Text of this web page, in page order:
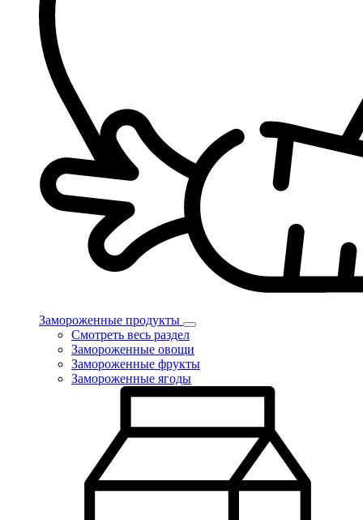
Замороженные продукты
Смотреть весь раздел
Замороженные овощи
Замороженные фрукты
Замороженные ягоды